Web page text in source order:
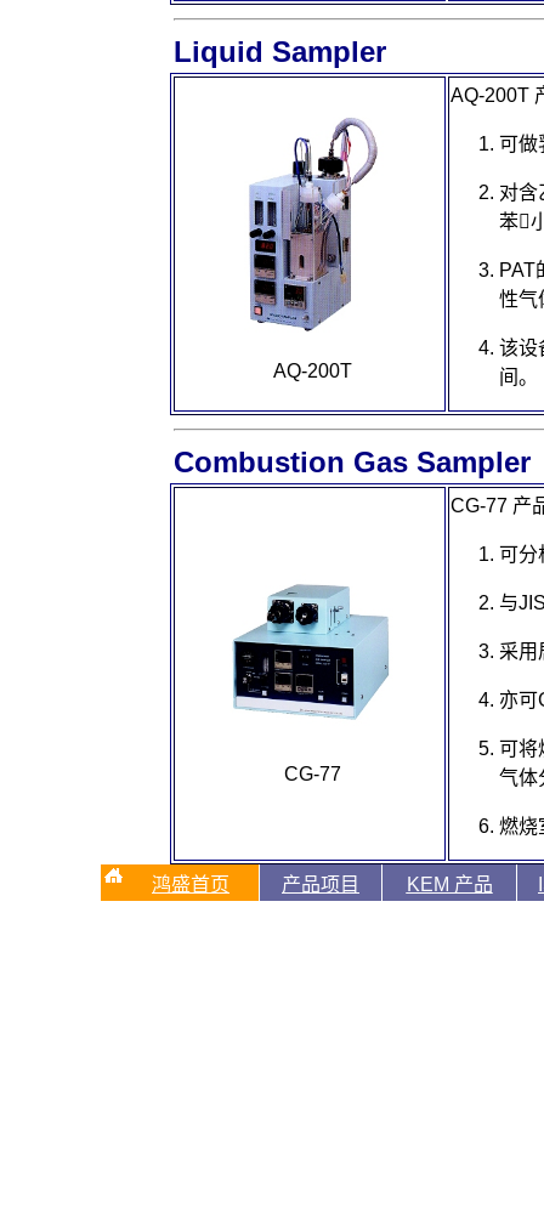
Liquid Sampler
AQ-200T
AQ-200T
可做
对
苯
PAT
性气
该设
间。
Combustion Gas Sampler
CG-77
CG-77 产
可分
与
采用
亦可
可将
气体
燃烧
鸿盛首页 产品项目 KEM 产品